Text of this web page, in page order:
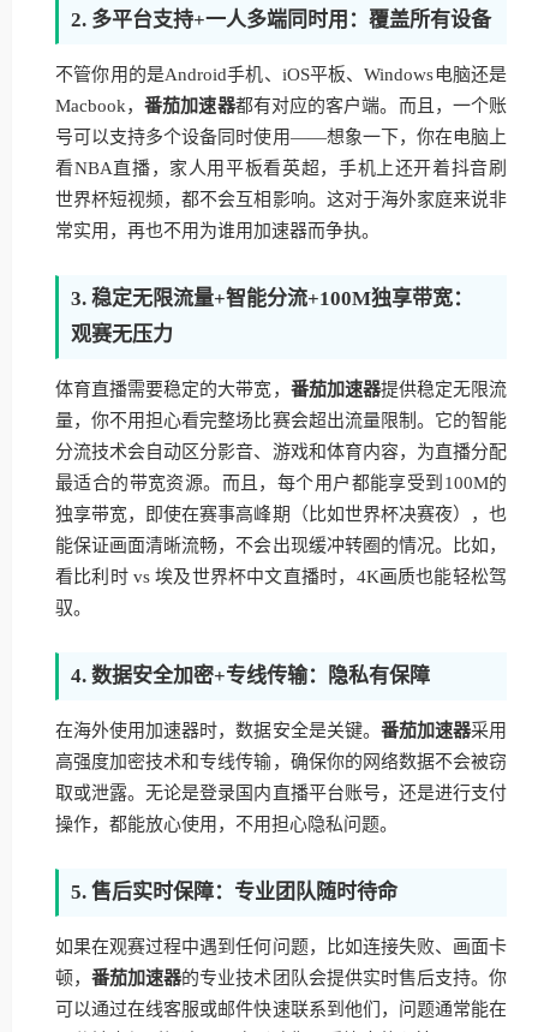
2. 多平台支持+一人多端同时用：覆盖所有设备
不管你用的是Android手机、iOS平板、Windows电脑还是
Macbook，番茄加速器都有对应的客户端。而且，一个账
号可以支持多个设备同时使用——想象一下，你在电脑上
看NBA直播，家人用平板看英超，手机上还开着抖音刷
世界杯短视频，都不会互相影响。这对于海外家庭来说非
常实用，再也不用为谁用加速器而争执。
3. 稳定无限流量+智能分流+100M独享带宽：
观赛无压力
体育直播需要稳定的大带宽， 番茄加速器提供稳定无限流
量，你不用担心看完整场比赛会超出流量限制。它的智能
分流技术会自动区分影音、游戏和体育内容，为直播分配
最适合的带宽资源。而且，每个用户都能享受到100M的
独享带宽，即使在赛事高峰期（比如世界杯决赛夜），也
能保证画面清晰流畅，不会出现缓冲转圈的情况。比如，
看比利时 vs 埃及世界杯中文直播时，4K画质也能轻松驾
驭。
4. 数据安全加密+专线传输：隐私有保障
在海外使用加速器时，数据安全是关键。 番茄加速器采用
高强度加密技术和专线传输，确保你的网络数据不会被窃
取或泄露。无论是登录国内直播平台账号，还是进行支付
操作，都能放心使用，不用担心隐私问题。
5. 售后实时保障：专业团队随时待命
如果在观赛过程中遇到任何问题，比如连接失败、画面卡
顿，番茄加速器的专业技术团队会提供实时售后支持。你
可以通过在线客服或邮件快速联系到他们，问题通常能在